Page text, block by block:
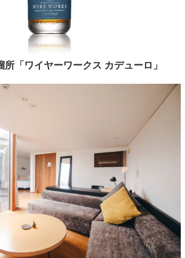
「ワイヤーワークス カデューロ」